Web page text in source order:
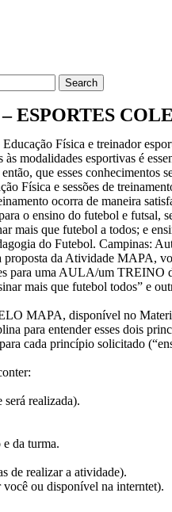
Search
ESPORTES
Física e treinador
modalidades esportivas é
que esses conhecimentos
Física e sessões de
ocorra de maneira
o ensino do futebol e futsal,
mais que futebol a todos; e
do Futebol. Campinas:
proposta da Atividade MAPA,
para uma AULA/um TREINO
mais que futebol todos” e
MAPA, disponível no
para entender esses dois
cada princípio solicitado
realizada).
da turma.
de realizar a atividade).
ou disponível na interntet).